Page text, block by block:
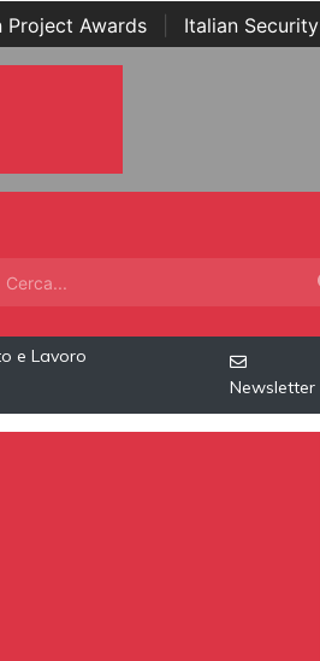
Project Awards
Italian Security
e Lavoro
Newsletter